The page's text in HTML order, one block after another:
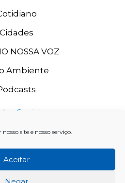
site e nosso serviço.
Aceitar
Negar
Cidades
NOSSA VOZ
Ambiente
Sociais